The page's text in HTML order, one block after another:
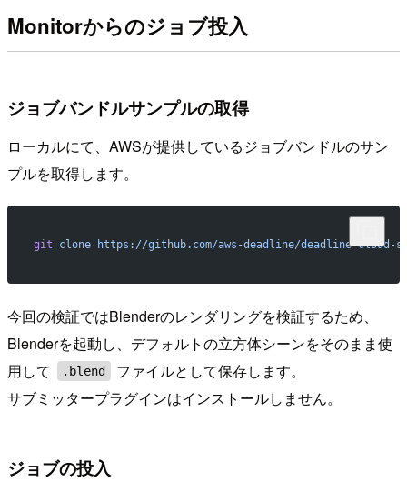
Monitorからのジョブ投入
ジョブバンドルサンプルの取得
ローカルにて、AWSが提供しているジョブバンドルのサン
プルを取得します。
git clone https://github.com/aws-deadline/deadline-cloud-
今回の検証ではBlenderのレンダリングを検証するため、
Blenderを起動し、デフォルトの立方体シーンをそのまま使
用して
.blend
ファイルとして保存します。
サブミッタープラグインはインストールしません。
ジョブの投入